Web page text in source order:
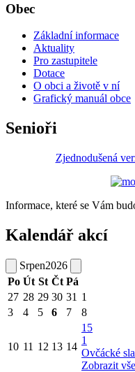
Obec
Základní informace
Aktuality
Pro zastupitele
Dotace
O obci a životě v ní
Grafický manuál obce
Senioři
Zjednodušená
Informace, které se Vám
Kalendář akcí
Srpen2026
Po Út St Čt Pá
27 28 29 30 31 1
3
4 5 6 7 8
10 11 12 13 14
15
1
Ovčácké
Zobrazit